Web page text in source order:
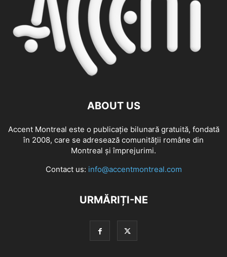
ABOUT US
Accent Montreal este o publicație bilunară gratuită, fondată
în 2008, care se adresează comunităţii române din
Montreal şi împrejurimi.
Contact us: info@accentmontreal.com
URMĂRIȚI-NE